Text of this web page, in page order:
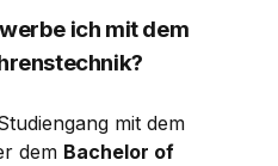
ich mit dem
mit dem
dem Bachelor of